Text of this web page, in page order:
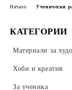
КАТЕГОРИИ
Материали за
Платна за
Хоби и креатив
Полимерна
За ученика
Начало Ученически